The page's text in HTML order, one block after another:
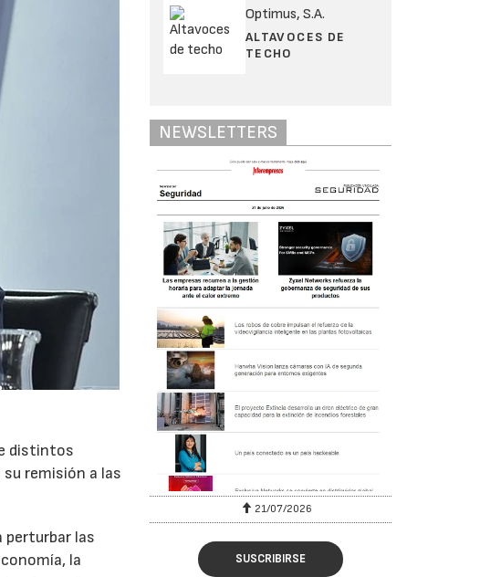
distintos
remisión a las
perturbar las
la
Optimus, S.A.
ALTAVOCES DE
TECHO
NEWSLETTERS
21/07/2026
SUSCRIBIRSE